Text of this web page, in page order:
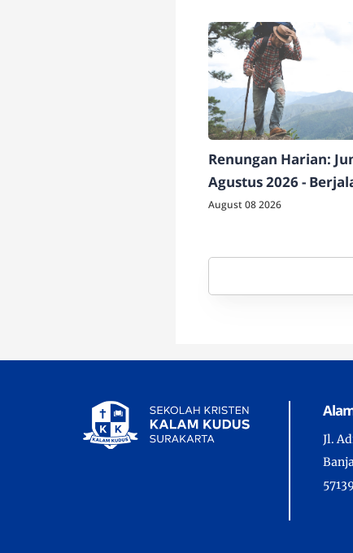
Renungan Harian:
Agustus 2026 -
bersama Tuhan
August 08 2026
Jl.